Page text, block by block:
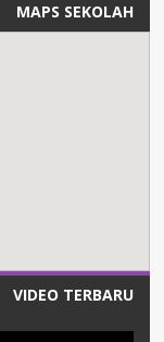
MAPS SEKOLAH
VIDEO TERBARU